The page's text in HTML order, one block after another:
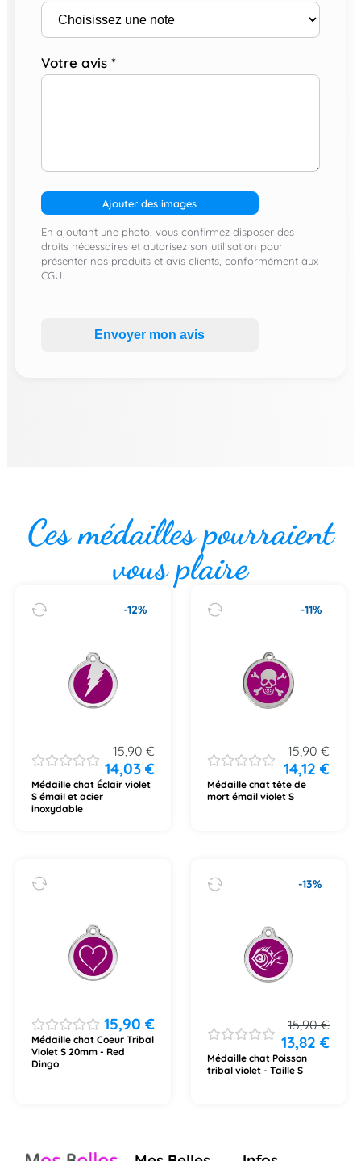
Votre avis *
Ajouter des images
En ajoutant une photo, vous confirmez disposer des
droits nécessaires et autorisez son utilisation pour
présenter nos produits et avis clients, conformément aux
CGU.
Envoyer mon avis
Ces médailles pourraient
vous plaire
-12%
15,90€
14,03 €
Médaille chat Éclair violet
S émail et acier
inoxydable
-11%
15,90€
14,12€
Médaille chat tête de
mort émail violet S
15,90 €
Médaille chat Coeur Tribal
Violet S 20mm - Red
Dingo
-13%
15,90€
13,82€
Médaille chat Poisson
tribal violet - Taille S